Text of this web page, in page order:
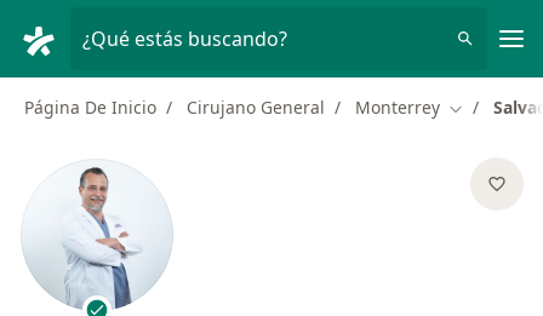
¿Qué estás buscando?
Página De Inicio Cirujano General Monterrey Cambiar